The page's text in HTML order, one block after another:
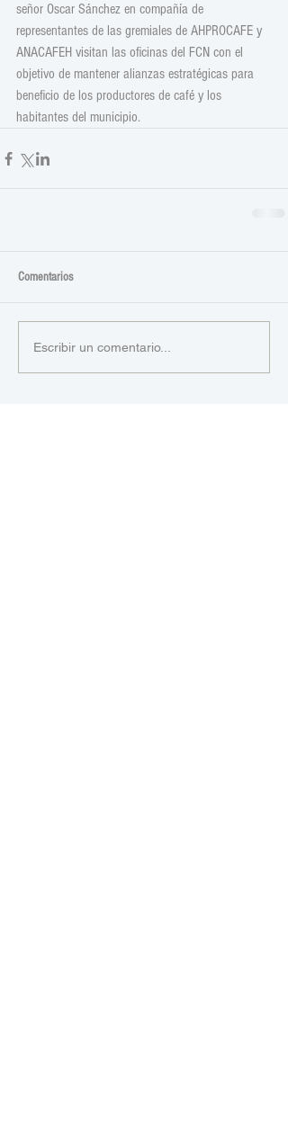
señor Oscar Sánchez en compañía de
representantes de las gremiales de AHPROCAFE y
ANACAFEH visitan las oficinas del FCN con el
objetivo de mantener alianzas estratégicas para
beneficio de los productores de café y los
habitantes del municipio.
Comentarios
Escribir un comentario...